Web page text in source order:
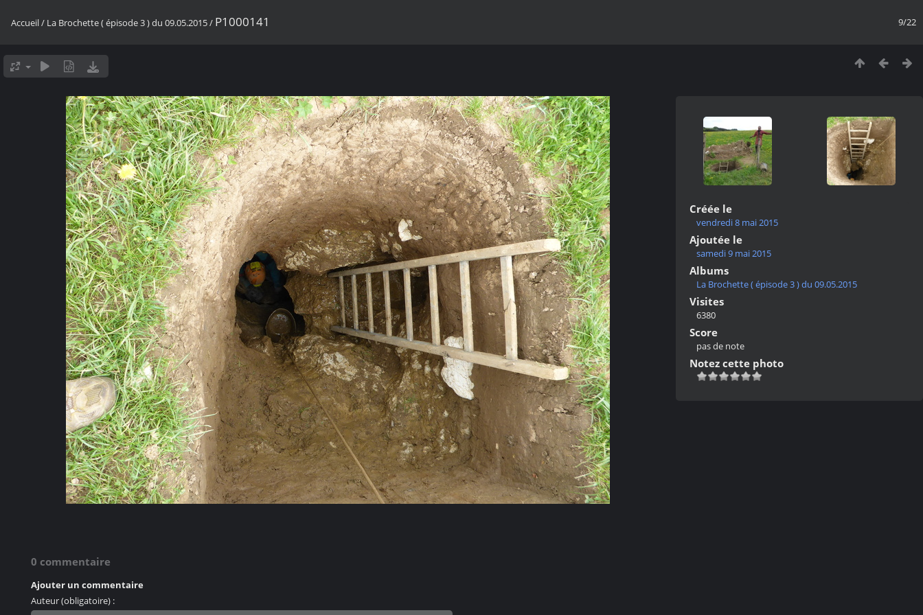
9/22
Accueil/ La Brochette ( épisode 3 ) du 09.05.2015/ P1000141
Créée le
vendredi 8 mai 2015
Ajoutée le
samedi 9 mai 2015
Albums
La Brochette ( épisode 3 ) du 09.05.2015
Visites
6380
Score
pas de note
Notez cette photo
0 commentaire
Ajouter un commentaire
Auteur (obligatoire) :